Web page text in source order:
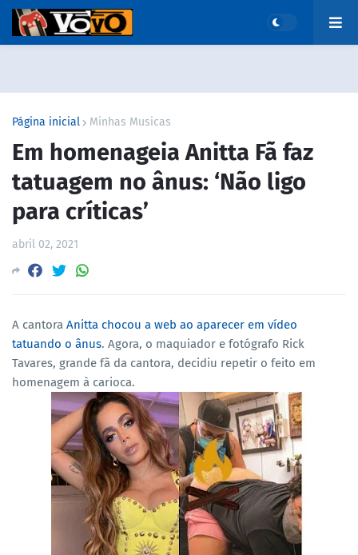
Página inicial Minhas Musicas
Em homenageia Anitta Fã faz
tatuagem no ânus: ‘Não ligo
para críticas’
abril 02, 2021
A cantora Anitta chocou a web ao aparecer em vídeo
tatuando o ânus. Agora, o maquiador e fotógrafo Rick
Tavares, grande fã da cantora, decidiu repetir o feito em
homenagem à carioca.